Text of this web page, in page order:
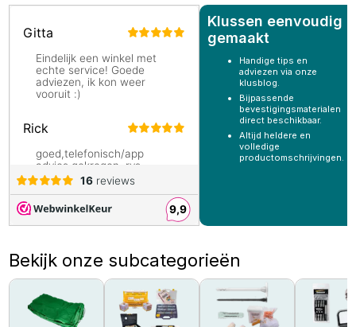
Klussen eenvoudig
gemaakt
Handige tips en
adviezen via onze
klusblog.
Bijpassende
bevestigingsmaterialen
direct beschikbaar.
Altijd heldere en
volledige
productomschrijvingen.
Bekijk onze subcategorieën